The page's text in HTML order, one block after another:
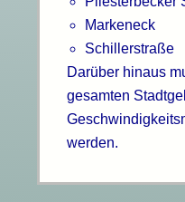
Markeneck
Schillerstraße
Darüber hinaus
gesamten
werden.